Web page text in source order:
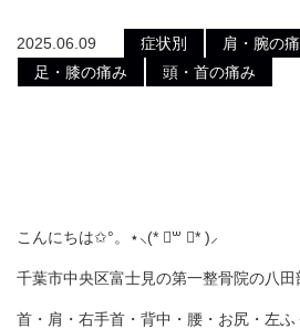
2025.06.09 症状別 肩・腕の
足・膝の痛み
頭・首の痛み
こんにちは✩°。⋆⸜(* ॑꒳ ॑* )⸝
千葉市中央区富士見の第一整骨院の八田
首・肩・右手首・背中・腰・お尻・左